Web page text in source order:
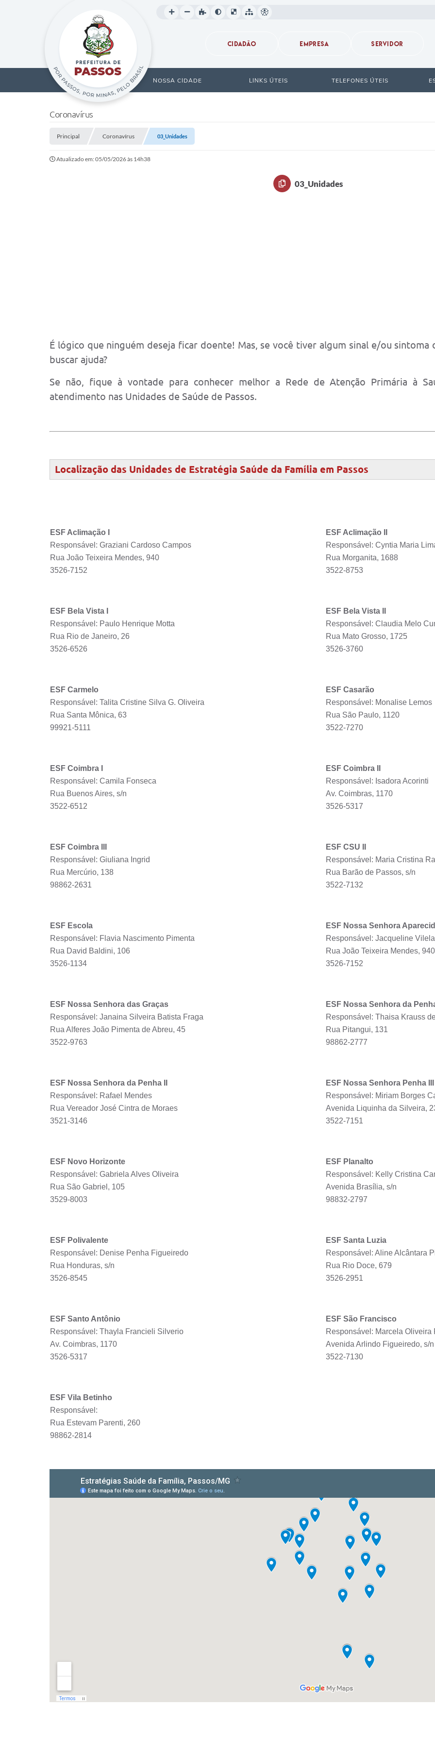
CIDADÃO EMPRESA SERVIDOR
NOSSA CIDADE LINKS ÚTEIS TELEFONES ÚTEIS
Coronavírus
Principal Coronavírus 03_Unidades
Atualizado em: 05/05/2026 às 14h38
03_Unidades
É lógico que ninguém deseja ficar doente! Mas, se você tiver algum sinal e/ou sintoma
buscar ajuda?
Se não, fique à vontade para conhecer melhor a Rede de Atenção Primária à
atendimento nas Unidades de Saúde de Passos.
Localização das Unidades de Estratégia Saúde da Família em Passos
ESF Aclimação I
ESF Aclimação II
Responsável: Graziani Cardoso Campos
Responsável: Cyntia Maria
Rua João Teixeira Mendes, 940
Rua Morganita, 1688
3526-7152
3522-8753
ESF Bela Vista I
ESF Bela Vista II
Responsável: Paulo Henrique Motta
Responsável: Claudia Melo
Rua Rio de Janeiro, 26
Rua Mato Grosso, 1725
3526-6526
3526-3760
ESF Carmelo
ESF Casarão
Responsável: Talita Cristine Silva G. Oliveira
Responsável: Monalise Lemos
Rua Santa Mônica, 63
Rua São Paulo, 1120
99921-5111
3522-7270
ESF Coimbra I
ESF Coimbra II
Responsável: Camila Fonseca
Responsável: Isadora Acorinti
Rua Buenos Aires, s/n
Av. Coimbras, 1170
3522-6512
3526-5317
ESF Coimbra III
ESF CSU II
Responsável: Giuliana Ingrid
Responsável: Maria Cristina
Rua Mercúrio, 138
Rua Barão de Passos, s/n
98862-2631
3522-7132
ESF Escola
ESF Nossa Senhora
Responsável: Flavia Nascimento Pimenta
Responsável: Jacqueline
Rua David Baldini, 106
Rua João Teixeira Mendes, 940
3526-1134
3526-7152
ESF Nossa Senhora das Graças
ESF Nossa Senhora da Penha
Responsável: Janaina Silveira Batista Fraga
Responsável: Thaisa Krauss
Rua Alferes João Pimenta de Abreu, 45
Rua Pitangui, 131
3522-9763
98862-2777
ESF Nossa Senhora da Penha II
ESF Nossa Senhora Penha III
Responsável: Rafael Mendes
Responsável: Miriam Borges
Rua Vereador José Cintra de Moraes
Avenida Liquinha da Silveira,
3521-3146
3522-7151
ESF Novo Horizonte
ESF Planalto
Responsável: Gabriela Alves Oliveira
Responsável: Kelly Cristina
Rua São Gabriel, 105
Avenida Brasília, s/n
3529-8003
98832-2797
ESF Polivalente
ESF Santa Luzia
Responsável: Denise Penha Figueiredo
Responsável: Aline Alcântara
Rua Honduras, s/n
Rua Rio Doce, 679
3526-8545
3526-2951
ESF Santo Antônio
ESF São Francisco
Responsável: Thayla Francieli Silverio
Responsável: Marcela Oliveira
Av. Coimbras, 1170
Avenida Arlindo Figueiredo, s/n
3526-5317
3522-7130
ESF Vila Betinho
Responsável:
Rua Estevam Parenti, 260
98862-2814